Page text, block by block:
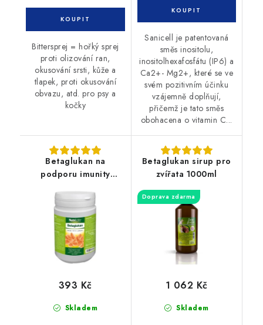
Bittersprej = hořký sprej
proti olizování ran,
okusování srsti, kůže a
tlapek, proti okusování
obvazu, atd. pro psy a
kočky
Sanicell je patentovaná
směs inositolu,
inositolhexafosfátu (IP6) a
Ca2+- Mg2+, které se ve
svém pozitivním účinku
vzájemně doplňují,
přičemž je tato směs
obohacena o vitamin C...
Betaglukan na
podporu imunity
Skladem
393 Kč
Betaglukan sirup pro
zvířata 1000ml
Doprava zdarma
Skladem
1 062 Kč